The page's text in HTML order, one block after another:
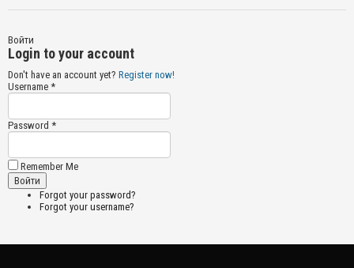
Войти
Login to your account
Don't have an account yet? Register now!
Username *
Password *
Remember Me
Forgot your password?
Forgot your username?